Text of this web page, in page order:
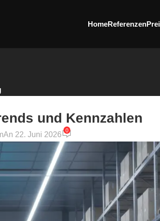
HomeReferenzen
und Kennzahlen
An 22. Juni 2026
0